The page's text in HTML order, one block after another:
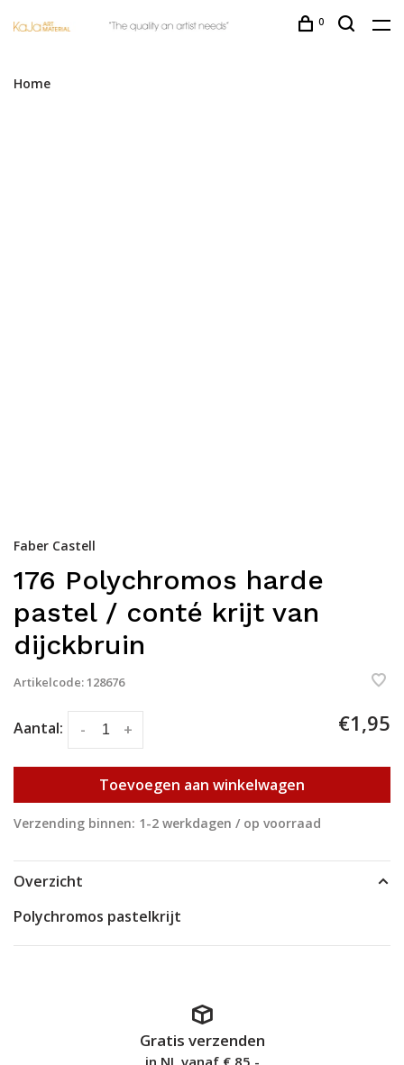
0
Home
Faber Castell
176 Polychromos harde
pastel / conté krijt van
dijckbruin
Artikelcode:128676
Aantal: +
- €1,95
Toevoegen aan winkelwagen
Verzending binnen: 1-2 werkdagen / op voorraad
Overzicht
Polychromos pastelkrijt
Gratis verzenden
in NL vanaf € 85,-